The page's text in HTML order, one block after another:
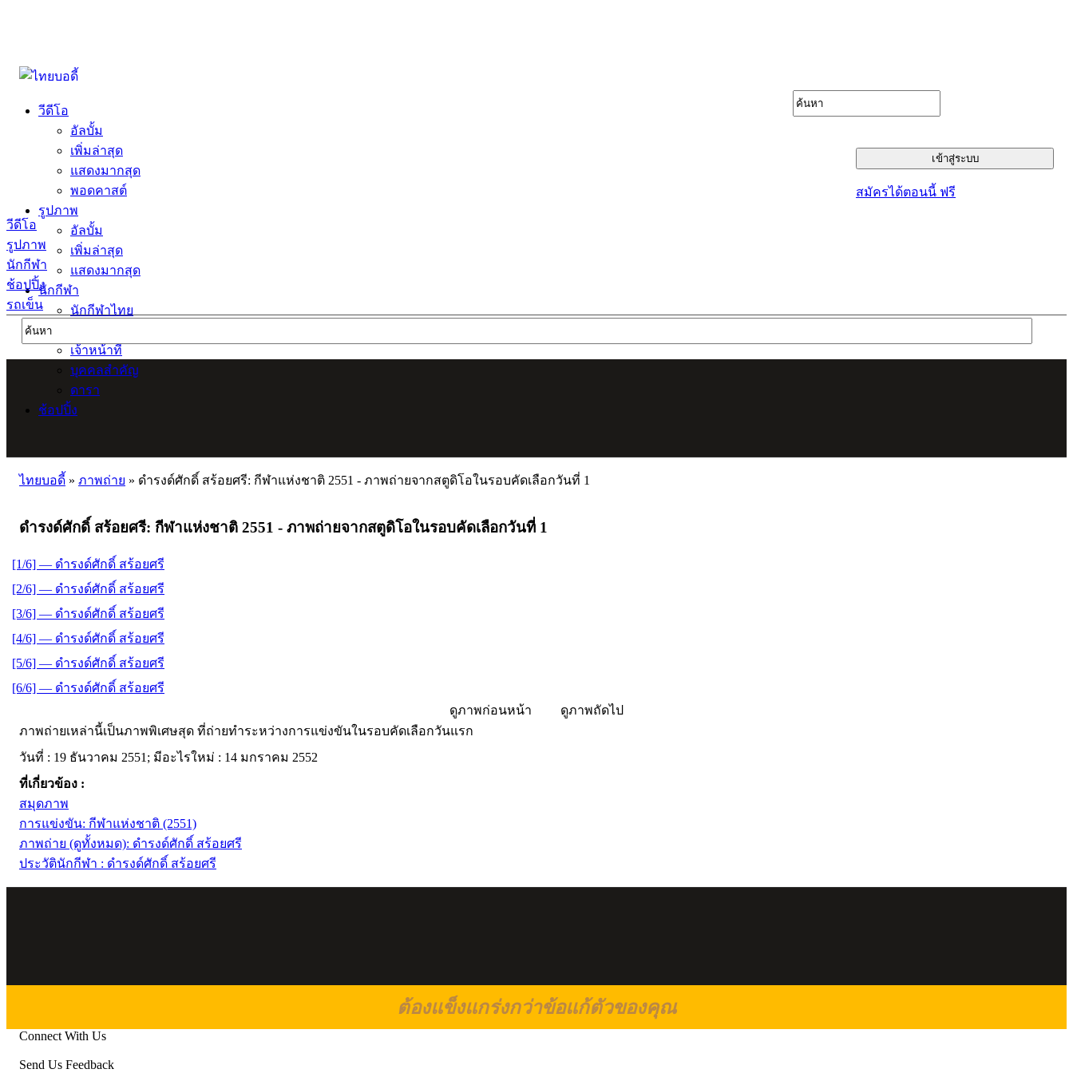
วีดีโอ
อัลบั้ม
เพิ่มล่าสุด
แสดงมากสุด
พอดคาสต์
รูปภาพ
อัลบั้ม
เพิ่มล่าสุด
แสดงมากสุด
นักกีฬา
นักกีฬาไทย
เจ้าหน้าที่
บุคคลสำคัญ
ดารา
ช้อปปิ้ง
สมัครได้ตอนนี้ ฟรี
วีดีโอ
รูปภาพ
นักกีฬา
ช้อปปิ้ง
รถเข็น
ไทยบอดี้ » ภาพถ่าย » ดำรงด์ศักดิ์ สร้อยศรี: กีฬาแห่งชาติ 2551 - ภาพถ่ายจากสตูดิโอในรอบคัดเลือกวันที่ 1
ดำรงด์ศักดิ์ สร้อยศรี: กีฬาแห่งชาติ 2551 - ภาพถ่ายจากสตูดิโอในรอบคัดเลือกวันที่ 1
[1/6] — ดำรงด์ศักดิ์ สร้อยศรี
[2/6] — ดำรงด์ศักดิ์ สร้อยศรี
[3/6] — ดำรงด์ศักดิ์ สร้อยศรี
[4/6] — ดำรงด์ศักดิ์ สร้อยศรี
[5/6] — ดำรงด์ศักดิ์ สร้อยศรี
[6/6] — ดำรงด์ศักดิ์ สร้อยศรี
ดูภาพก่อนหน้า
ดูภาพถัดไป
ภาพถ่ายเหล่านี้เป็นภาพพิเศษสุด ที่ถ่ายทำระหว่างการแข่งขันในรอบคัดเลือกวันแรก
วันที่ : 19 ธันวาคม 2551; มีอะไรใหม่ : 14 มกราคม 2552
ที่เกี่ยวข้อง :
สมุดภาพ
การแข่งขัน: กีฬาแห่งชาติ (2551)
ภาพถ่าย (ดูทั้งหมด): ดำรงด์ศักดิ์ สร้อยศรี
ประวัตินักกีฬา : ดำรงด์ศักดิ์ สร้อยศรี
ต้องแข็งแกร่งกว่าข้อแก้ตัวของคุณ
Connect With Us
Send Us Feedback